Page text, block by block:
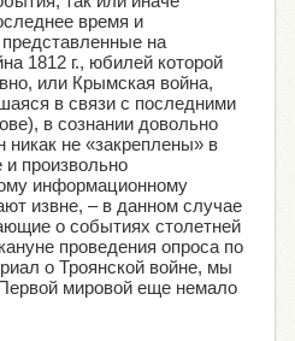
время и
на
1812 г., юбилей которой
или Крымская война,
в связи с последними
в сознании довольно
никак не «закреплены» в
и произвольно
информационному
извне, – в данном случае
о событиях столетней
проведения опроса по
о Троянской войне, мы
мировой еще немало